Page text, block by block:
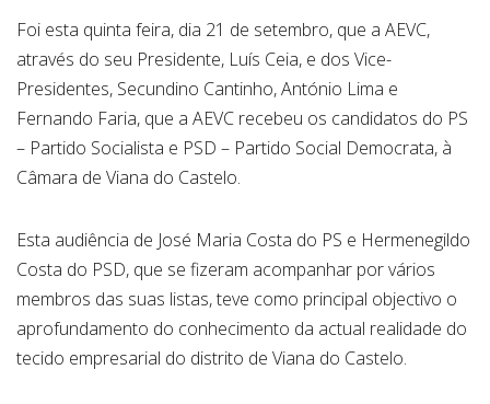
Foi esta quinta feira, dia 21 de setembro, que a AEVC,
através do seu Presidente, Luís Ceia, e dos Vice-
Presidentes, Secundino Cantinho, António Lima e
Fernando Faria, que a AEVC recebeu os candidatos do PS
– Partido Socialista e PSD – Partido Social Democrata, à
Câmara de Viana do Castelo.
Esta audiência de José Maria Costa do PS e Hermenegildo
Costa do PSD, que se fizeram acompanhar por vários
membros das suas listas, teve como principal objectivo o
aprofundamento do conhecimento da actual realidade do
tecido empresarial do distrito de Viana do Castelo.